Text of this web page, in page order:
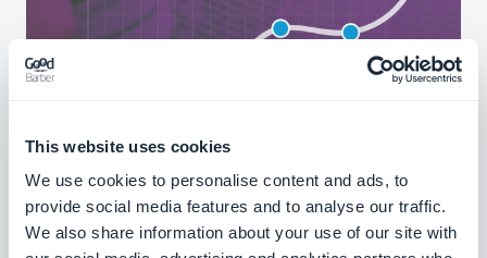
This website uses cookies
We use cookies to personalise content and ads, to
provide social media features and to analyse our traffic.
We also share information about your use of our site with